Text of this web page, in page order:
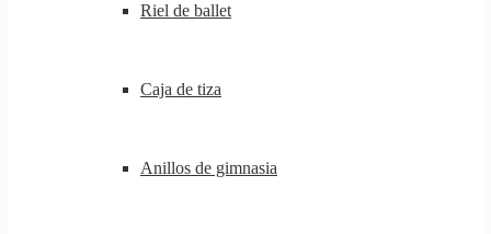
Riel de ballet
Caja de tiza
Anillos de gimnasia